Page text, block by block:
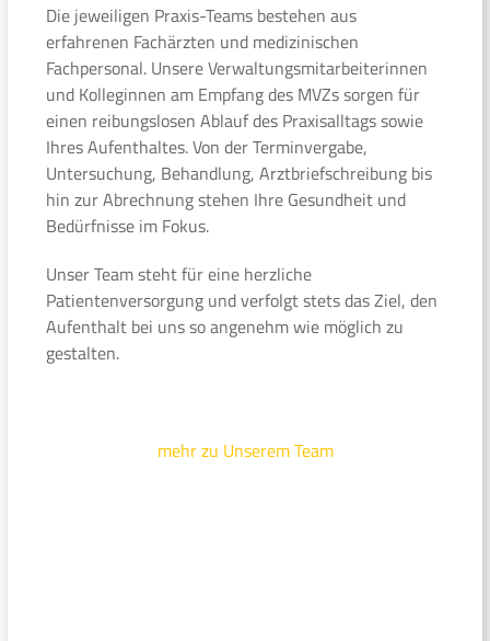
Die jeweiligen Praxis-Teams bestehen aus
erfahrenen Fachärzten und medizinischen
Fachpersonal. Unsere Verwaltungsmitarbeiterinnen
und Kolleginnen am Empfang des MVZs sorgen für
einen reibungslosen Ablauf des Praxisalltags sowie
Ihres Aufenthaltes. Von der Terminvergabe,
Untersuchung, Behandlung, Arztbriefschreibung bis
hin zur Abrechnung stehen Ihre Gesundheit und
Bedürfnisse im Fokus.
Unser Team steht für eine herzliche
Patientenversorgung und verfolgt stets das Ziel, den
Aufenthalt bei uns so angenehm wie möglich zu
gestalten.
mehr zu Unserem Team